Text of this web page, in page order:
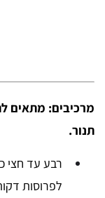
מרכיבים: מתאים
תנור.
רבע עד חצי
לפרוסות